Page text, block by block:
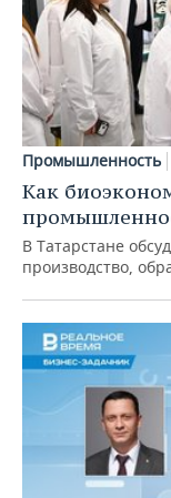
Промышленность
Как
В Татарстане
производство,